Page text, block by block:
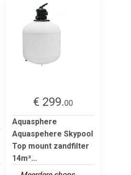
€ 299.00
Aquasphere
Aquaspehere Skypool
Top mount zandfilter
14m³...